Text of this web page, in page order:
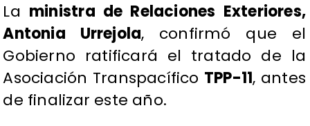
La ministra de Relaciones Exteriores,
Antonia Urrejola, confirmó que el
Gobierno ratificará el tratado de la
Asociación Transpacífico TPP-11, antes
de finalizar este año.